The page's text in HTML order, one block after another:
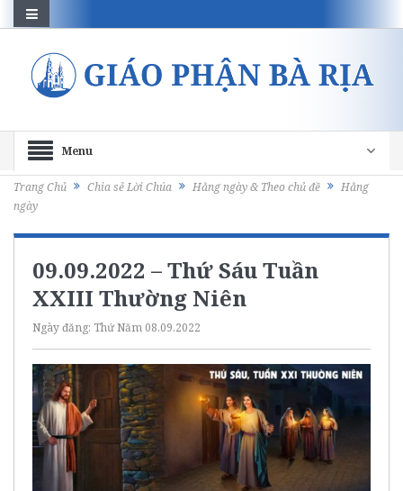
Menu
Trang Chủ Chia sẻ Lời Chúa Hằng ngày & Theo chủ đề
Hằng
ngày
09.09.2022 – Thứ Sáu Tuần
XXIII Thường Niên
Ngày đăng: Thứ Năm 08.09.2022